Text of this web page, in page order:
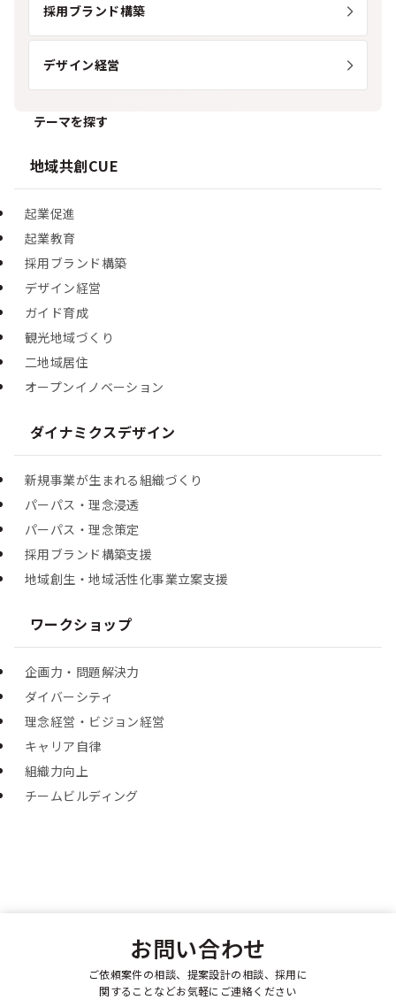
テーマを探す
地域共創CUE
起業促進
起業教育
採用ブランド構築
デザイン経営
ガイド育成
観光地域づくり
二地域居住
オープンイノベーション
ダイナミクスデザイン
新規事業が生まれる組織づくり
パーパス・理念浸透
パーパス・理念策定
採用ブランド構築支援
地域創生・地域活性化事業立案支援
ワークショップ
企画力・問題解決力
ダイバーシティ
理念経営・ビジョン経営
キャリア自律
組織力向上
チームビルディング
採用ブランド構築
デザイン経営
お問い合わせ
ご依頼案件の相談、提案設計の相談、採用に
関することなどお気軽にご連絡ください